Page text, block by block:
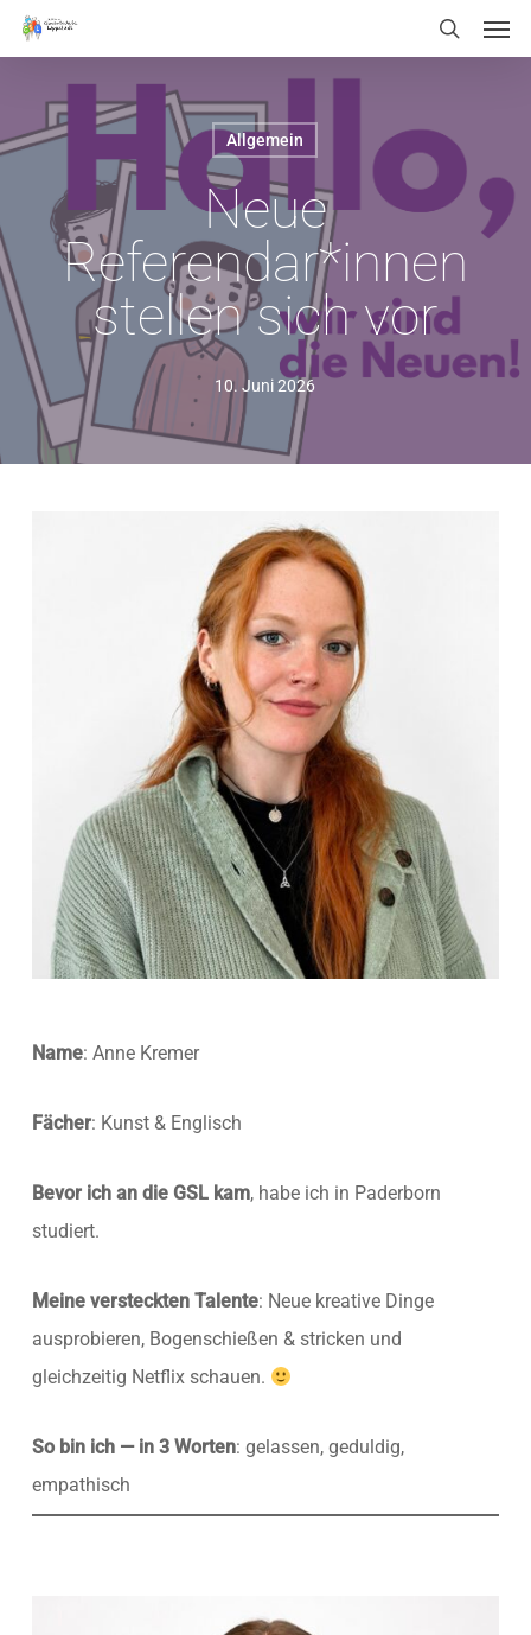
Skip
to
content
search
Allgemein
Neue
Referendar*innen
stellen sich vor
10. Juni 2026
Name: Anne Kremer
Fächer: Kunst & Englisch
Bevor ich an die GSL kam, habe ich in Paderborn
studiert.
Meine versteckten Talente: Neue kreative Dinge
ausprobieren, Bogenschießen & stricken und
gleichzeitig Netflix schauen.
So bin ich — in 3 Worten: gelassen, geduldig,
empathisch
Menu